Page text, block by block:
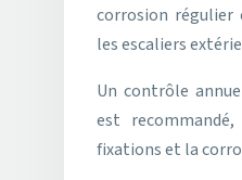
corrosion régulier
les escaliers
Un contrôle
est
fixations et la